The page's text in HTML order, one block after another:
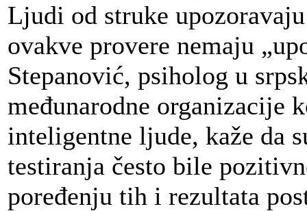
Ljudi od struke
ovakve provere nemaju
Stepanović, psiholog u
međunarodne organizacije
inteligentne ljude, kaže da
testiranja često bile
poređenju tih i rezultata